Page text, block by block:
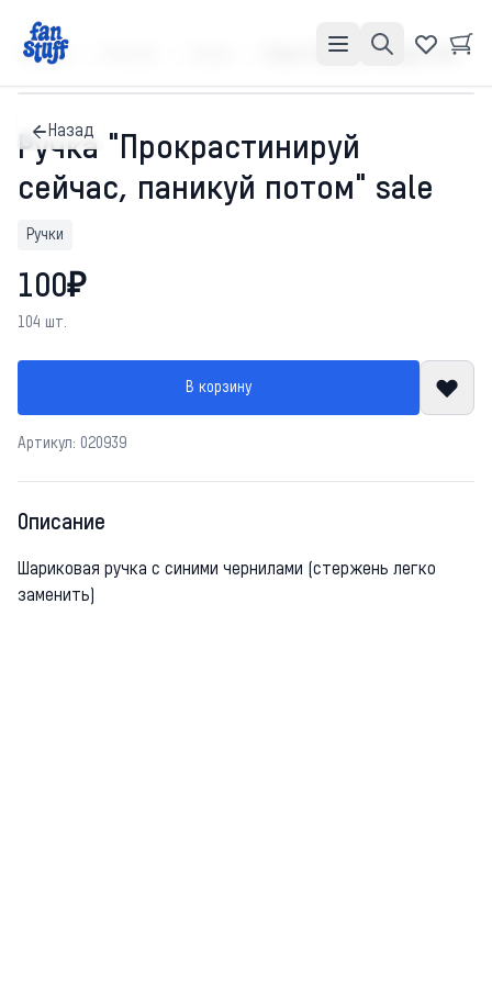
Главная Ручка "Прокрастинируй сейчас, паникуй потом" sale
Назад
Ручка "Прокрастинируй
сейчас, паникуй потом" sale
Ручки
100₽
104 шт.
В корзину
Артикул: 020939
Описание
Шариковая ручка с синими чернилами (стержень легко
заменить)